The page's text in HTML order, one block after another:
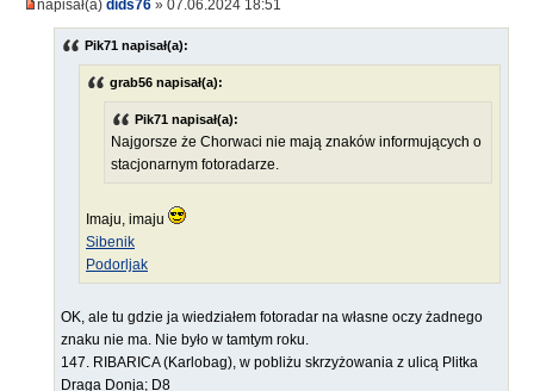
napisał(a) dids76 » 07.06.2024 18:51
Pik71 napisał(a):
grab56 napisał(a):
Pik71 napisał(a):
Najgorsze że Chorwaci nie mają znaków informujących o
stacjonarnym fotoradarze.
Imaju, imaju
Sibenik
Podorljak
OK, ale tu gdzie ja wiedziałem fotoradar na własne oczy żadnego
znaku nie ma. Nie było w tamtym roku.
147. RIBARICA (Karlobag), w pobliżu skrzyżowania z ulicą Plitka
Draga Donja; D8